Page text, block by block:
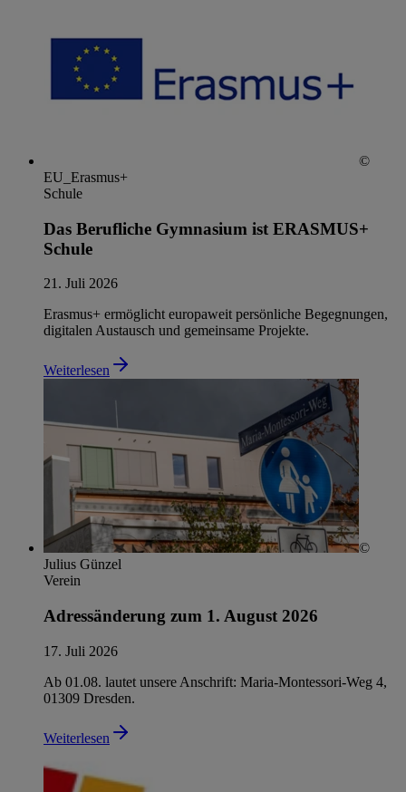
©
EU_Erasmus+
Schule
Das Berufliche Gymnasium ist ERASMUS+
Schule
21. Juli 2026
Erasmus+ ermöglicht europaweit persönliche Begegnungen,
digitalen Austausch und gemeinsame Projekte.
Weiterlesen
©
Julius Günzel
Verein
Adressänderung zum 1. August 2026
17. Juli 2026
Ab 01.08. lautet unsere Anschrift: Maria-Montessori-Weg 4,
01309 Dresden.
Weiterlesen